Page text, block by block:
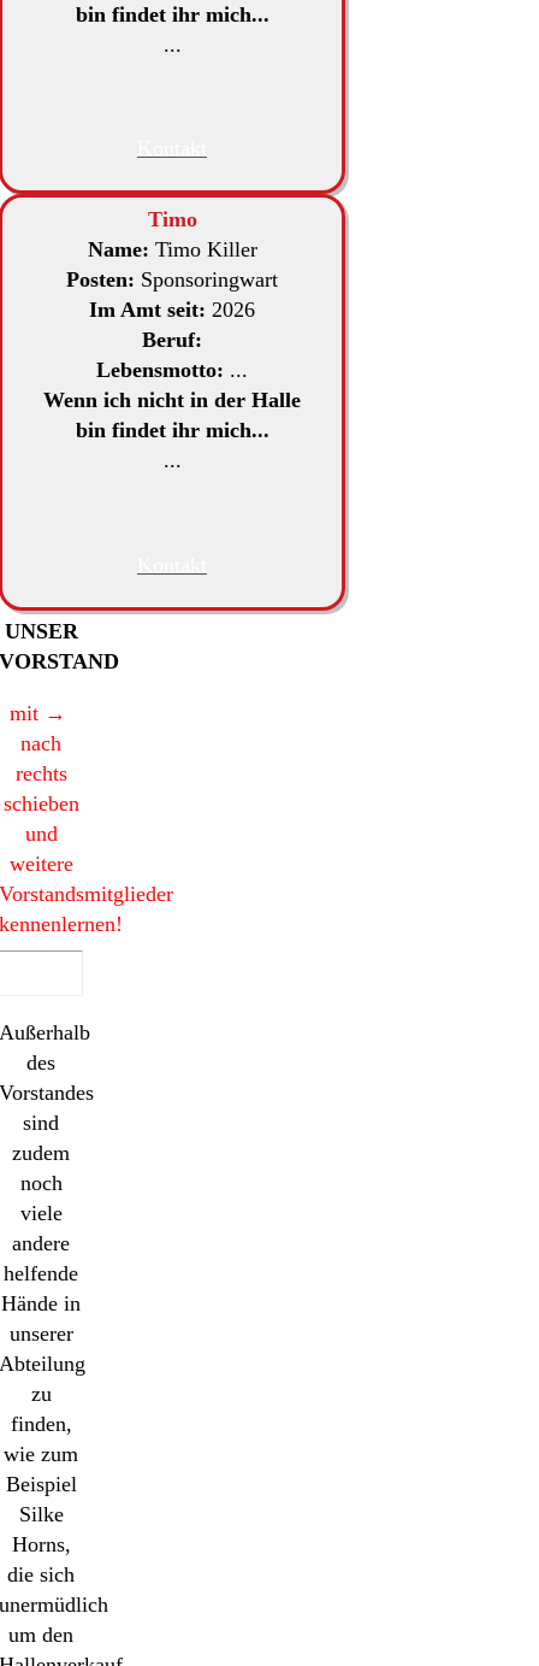
bin findet ihr mich...
...
Timo
Name: Timo Killer
Posten: Sponsoringwart
Im Amt seit: 2026
Beruf:
Lebensmotto: ...
Wenn ich nicht in der Halle
bin findet ihr mich...
...
UNSER
VORSTAND
mit →
nach
rechts
schieben
und
weitere
Vorstandsmitglieder
kennenlernen!
Außerhalb
des
Vorstandes
sind
zudem
noch
viele
andere
helfende
Hände in
unserer
Abteilung
zu
finden,
wie zum
Beispiel
Silke
Horns,
die sich
unermüdlich
um den